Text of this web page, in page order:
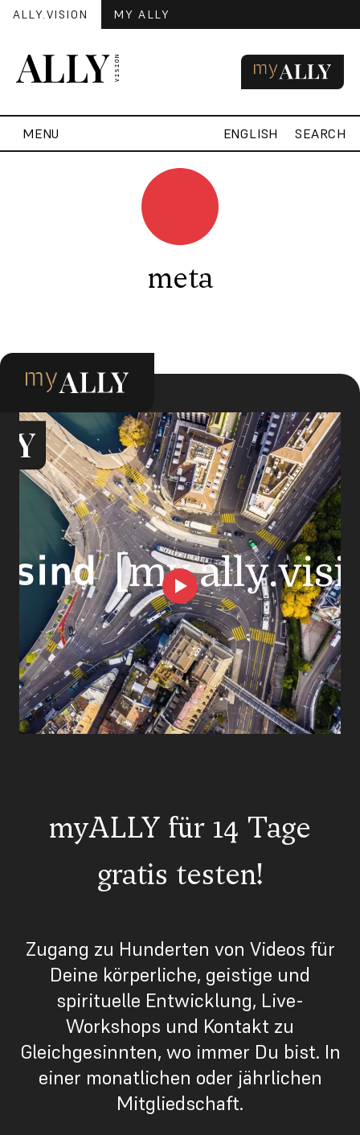
ALLY.VISION MY ALLY
MENU ENGLISH SEARCH
meta
myALLY für 14 Tage
gratis testen!
Zugang zu Hunderten von Videos für
Deine körperliche, geistige und
spirituelle Entwicklung, Live-
Workshops und Kontakt zu
Gleichgesinnten, wo immer Du bist. In
einer monatlichen oder jährlichen
Mitgliedschaft.